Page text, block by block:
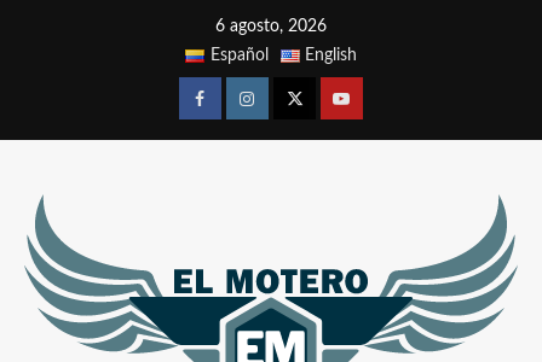
6 agosto, 2026
Español
English